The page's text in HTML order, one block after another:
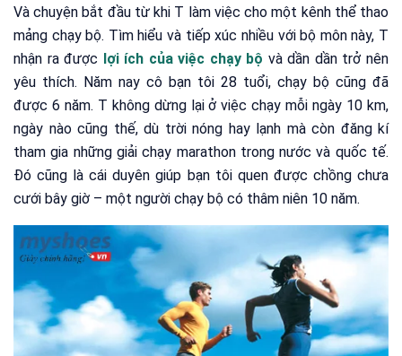
Và chuyện bắt đầu từ khi T làm việc cho một kênh thể thao
mảng chạy bộ. Tìm hiểu và tiếp xúc nhiều với bộ môn này, T
nhận ra được lợi ích của việc chạy bộ và dần dần trở nên
yêu thích. Năm nay cô bạn tôi 28 tuổi, chạy bộ cũng đã
được 6 năm. T không dừng lại ở việc chạy mỗi ngày 10 km,
ngày nào cũng thế, dù trời nóng hay lạnh mà còn đăng kí
tham gia những giải chạy marathon trong nước và quốc tế.
Đó cũng là cái duyên giúp bạn tôi quen được chồng chưa
cưới bây giờ – một người chạy bộ có thâm niên 10 năm.